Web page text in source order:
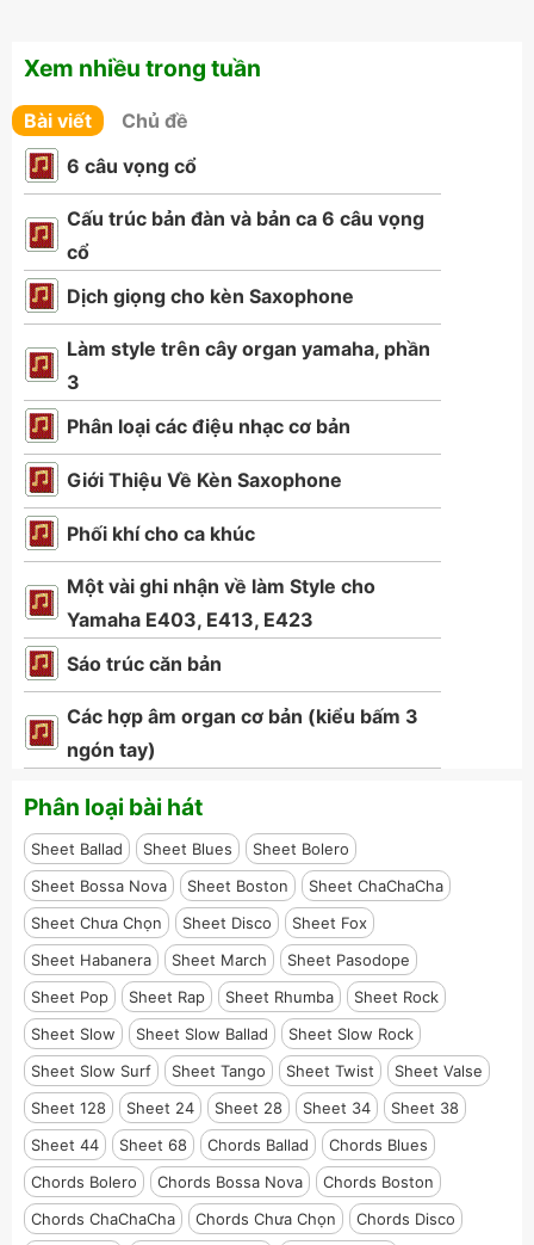
Xem nhiều trong tuần
Bài viết
Chủ đề
6 câu vọng cổ
Cấu trúc bản đàn và bản ca 6 câu vọng
cổ
Dịch giọng cho kèn Saxophone
Làm style trên cây organ yamaha, phần
3
Phân loại các điệu nhạc cơ bản
Giới Thiệu Về Kèn Saxophone
Phối khí cho ca khúc
Một vài ghi nhận về làm Style cho
Yamaha E403, E413, E423
Sáo trúc căn bản
Các hợp âm organ cơ bản (kiểu bấm 3
ngón tay)
Phân loại bài hát
Sheet Ballad Sheet Blues
Sheet Bolero
Sheet Bossa Nova
Sheet Boston
Sheet ChaChaCha
Sheet Chưa Chọn
Sheet Disco
Sheet Fox
Sheet Habanera
Sheet March
Sheet Pasodope
Sheet Pop
Sheet Rap Sheet Rhumba
Sheet Rock
Sheet Slow
Sheet Slow Ballad
Sheet Slow Rock
Sheet Slow Surf
Sheet Tango Sheet Twist
Sheet Valse
Sheet 128
Sheet 24 Sheet 28 Sheet 34
Sheet 38
Sheet 44
Sheet 68 Chords Ballad
Chords Blues
Chords Bolero
Chords Bossa Nova
Chords Boston
Chords ChaChaCha
Chords Chưa Chọn
Chords Disco